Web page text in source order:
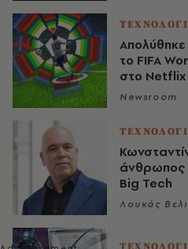
το FIFA
στο Netflix
Newsroom
άνθρωπος
Big Tech
Λουκάς